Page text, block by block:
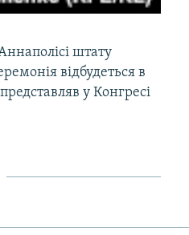
штату
відбудеться в
у Конгресі